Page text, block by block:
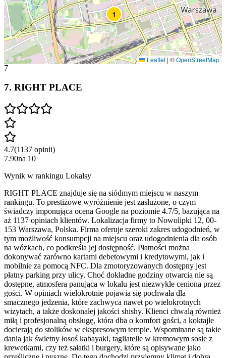
1
Leaflet | ©OpenStreetMap
7
7. RIGHT PLACE
4.7(1137 opinii)
7.90na 10
Wynik w rankingu Lokalsy
RIGHT PLACE znajduje się na siódmym miejscu w naszym
rankingu. To prestiżowe wyróżnienie jest zasłużone, o czym
świadczy imponująca ocena Google na poziomie 4.7/5, bazująca na
aż 1137 opiniach klientów. Lokalizacja firmy to Nowolipki 12, 00-
153 Warszawa, Polska. Firma oferuje szeroki zakres udogodnień, w
tym możliwość konsumpcji na miejscu oraz udogodnienia dla osób
na wózkach, co podkreśla jej dostępność. Płatności można
dokonywać zarówno kartami debetowymi i kredytowymi, jak i
mobilnie za pomocą NFC. Dla zmotoryzowanych dostępny jest
płatny parking przy ulicy. Choć dokładne godziny otwarcia nie są
dostępne, atmosfera panująca w lokalu jest niezwykle ceniona przez
gości. W opiniach wielokrotnie pojawia się pochwała dla
smacznego jedzenia, które zachwyca nawet po wielokrotnych
wizytach, a także doskonałej jakości shishy. Klienci chwalą również
miłą i profesjonalną obsługę, która dba o komfort gości, a koktajle
docierają do stolików w ekspresowym tempie. Wspominane są takie
dania jak świetny łosoś kabayaki, tagliatelle w kremowym sosie z
krewetkami, czy też sałatki i burgery, które są opisywane jako